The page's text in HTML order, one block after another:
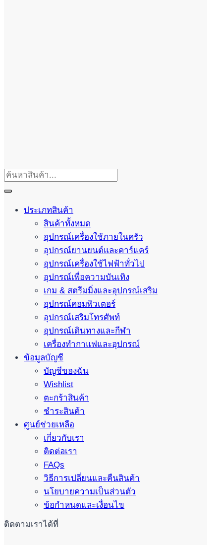
ประเภทสินค้า
สินค้าทั้งหมด
อุปกรณ์เครื่องใช้ภายในครัว
อุปกรณ์ยานยนต์และคาร์แคร์
อุปกรณ์เครื่องใช้ไฟฟ้าทั่วไป
อุปกรณ์เพื่อความบันเทิง
เกม & สตรีมมิ่งและอุปกรณ์เสริม
อุปกรณ์คอมพิวเตอร์
อุปกรณ์เสริมโทรศัพท์
อุปกรณ์เดินทางและกีฬา
เครื่องทำกาแฟและอุปกรณ์
ข้อมูลบัญชี
บัญชีของฉัน
Wishlist
ตะกร้าสินค้า
ชำระสินค้า
ศูนย์ช่วยเหลือ
เกี่ยวกับเรา
ติดต่อเรา
FAQs
วิธีการเปลี่ยนและคืนสินค้า
นโยบายความเป็นส่วนตัว
ข้อกำหนดและเงื่อนไข
ติดตามเราได้ที่